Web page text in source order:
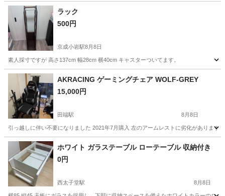
ラック
500円
京成小岩駅8月8日
素人採寸ですが 高さ137cm 幅28cm 横40cm キャスターついてます。
東京 江戸川区 ラック
AKRACING ゲーミングチェア WOLF-GREY
15,000円
田端駅 8月8日
引っ越しに伴い不要になりました 2021年7月購入 左のアームレストに劣化があります
東京 北区 田端駅 椅子
ホワイト ガラステーブル ローテーブル 収納付き
0円
西太子堂駅 8月8日